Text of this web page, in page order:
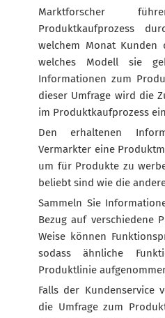
Marktforscher
Produktkaufprozess
welchem Monat Kunden
welches Modell sie
Informationen zum
dieser Umfrage wird die
im Produktkaufprozess
Den erhaltenen
Vermarkter eine
um für Produkte zu
beliebt sind wie die
Sammeln Sie
Bezug auf verschiedene
Weise können
sodass ähnliche
Produktlinie
Falls der Kundenservice
die Umfrage zum